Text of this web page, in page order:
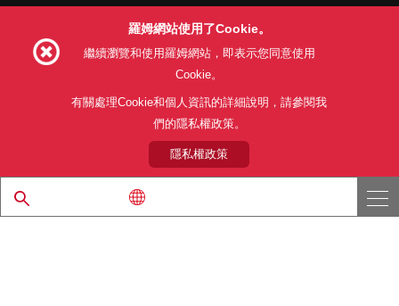
利用目的 隱私權政策
關於本公司產品銷售之標準條款(PDF)
© 1997 - 2026 ROHM CO., LTD. ALL RIGHTS RESERVED.
羅姆網站使用了Cookie。
繼續瀏覽和使用羅姆網站，即表示您同意使用
Cookie。
有關處理Cookie和個人資訊的詳細說明，請參閱我
們的隱私權政策。
隱私權政策